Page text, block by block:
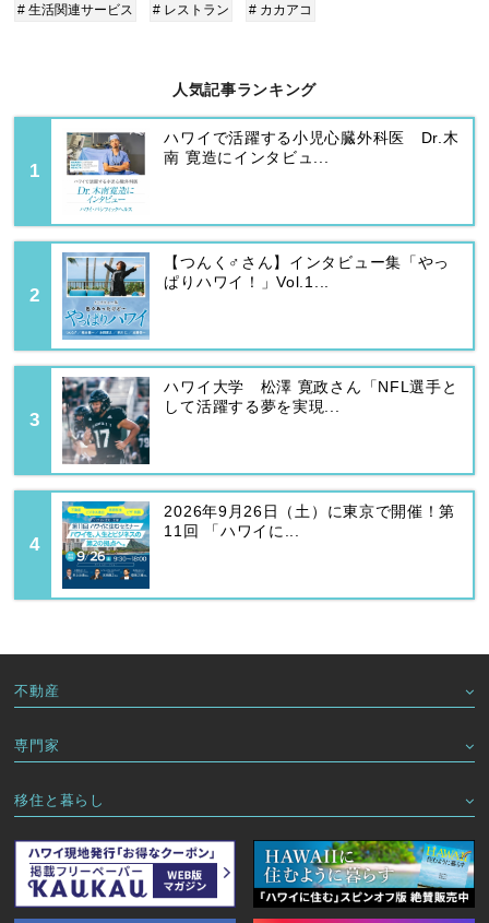
# 生活関連サービス # レストラン # カカアコ
人気記事ランキング
ハワイで活躍する小児心臓外科医 Dr.木
南 寛造にインタビュ...
【つんく♂さん】インタビュー集「やっ
ぱりハワイ！」Vol.1...
ハワイ大学 松澤 寛政さん「NFL選手と
して活躍する夢を実現...
2026年9月26日（土）に東京で開催！第
11回 「ハワイに...
不動産
専門家
移住と暮らし